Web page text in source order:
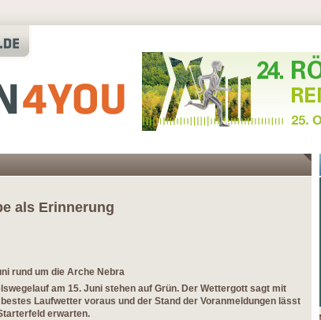
als Erinnerung
rund um die Arche Nebra
am 15. Juni stehen auf Grün. Der Wettergott sagt mit
Laufwetter voraus und der Stand der Voranmeldungen lässt
erwarten.